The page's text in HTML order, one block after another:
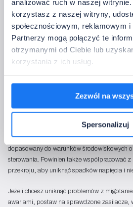
analizować ruch w naszej
korzystasz z naszej witryny,
społecznościowym, reklamowym
Partnerzy mogą połączyć te
otrzymanymi od Ciebie lub
korzystania z ich usług.
Zezwól na
Spersonalizuj
Przekrój przewodów należy dobrać tak,
przekraczał 3%.
Dłuższe odcinki taśmy najlepiej zasilać z
Typ zasilacza powinien być dopasowany
stopnia ochrony IP, możliwości
mocy.
Podsumowanie
Dobór zasilacza do taśmy LED to nie tylko
znajomość praktycznych zasad
powinien mieć moc większą od
dwadzieścia procent, pracować na tym
dopasowany do warunków środowiskowych
sterowania. Powinien także współpracować
przekroju, aby uniknąć spadków napięcia i
Jeżeli chcesz uniknąć problemów z
awariami, postaw na sprawdzone zasilacze,